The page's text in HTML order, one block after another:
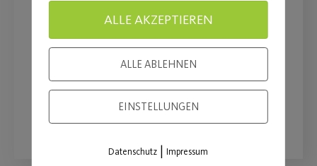
Outdoor-Sportbetriebs
Endlich geht es wieder los mit
Outdoor-Sport!
WEITERLESEN
ALLE AKZEPTIEREN
ALLE ABLEHNEN
EINSTELLUNGEN
Datenschutz |Impressum